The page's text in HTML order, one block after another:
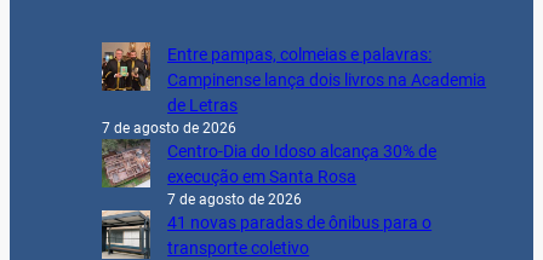
Entre pampas, colmeias e palavras:
Campinense lança dois livros na Academia
de Letras
7 de agosto de 2026
Centro-Dia do Idoso alcança 30% de
execução em Santa Rosa
7 de agosto de 2026
41 novas paradas de ônibus para o
transporte coletivo